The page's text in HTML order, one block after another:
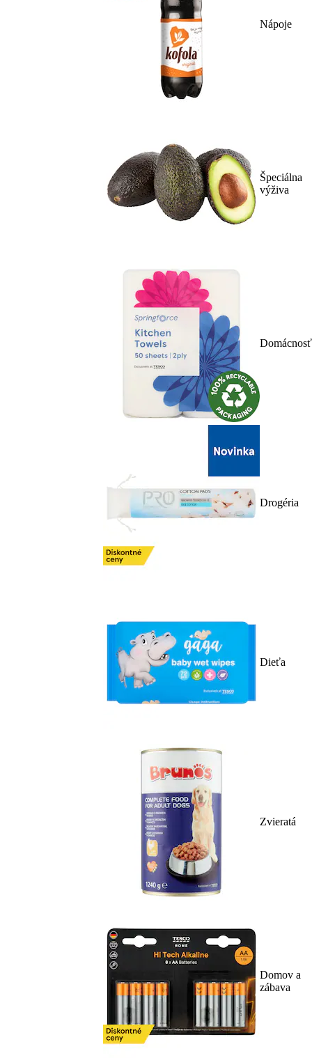
Nápoje
Špeciálna
výživa
Domácnosť
Drogéria
Dieťa
Zvieratá
Domov a
zábava